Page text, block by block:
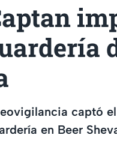
captó
en Beer